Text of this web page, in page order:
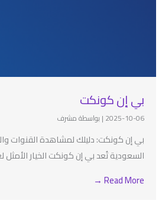
بي إن كونكت
2025-10-06
| بواسطة مشرف
بي إن كونكت: دليلك لمشاهدة القنوات
السعودية تُعد بي إن كونكت الخيار الأمثل
Read More →